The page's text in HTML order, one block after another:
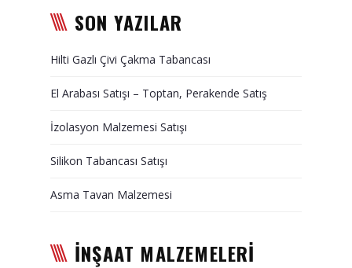
BİZE ULAŞINSON YAZILAR
Hilti Gazlı Çivi Çakma Tabancası
El Arabası Satışı – Toptan, Perakende Satış
İzolasyon Malzemesi Satışı
Silikon Tabancası Satışı
Asma Tavan Malzemesi
İNŞAAT MALZEMELERİ